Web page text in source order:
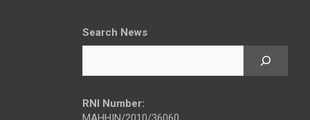
Search News
RNI Number: